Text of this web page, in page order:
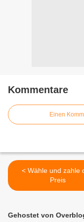
Kommentare
Einen
< Wähle und zahle den
Preis
Gehostet von